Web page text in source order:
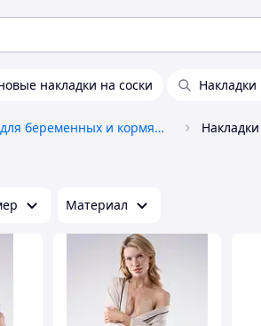
накладки на соски Накладки
Товары для беременных и кормящих
Материал